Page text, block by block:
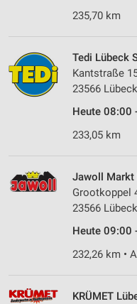
235,70 km
Tedi Lübeck
Kantstraße
23566
Heute 08:00
233,05 km
Jawoll Markt
Grootkoppel
23566 Lübeck
Heute 09:00
232,26 km •
KRÜMET